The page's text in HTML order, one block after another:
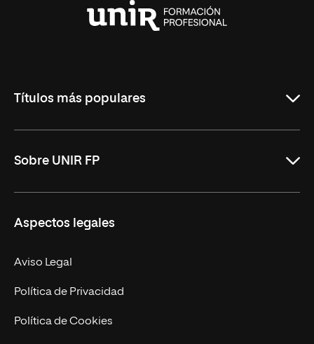
Títulos más populares
DAM Online
DAW Online
Administración y Finanzas Online
Marketing y Publicidad Online
Sobre UNIR FP
Revista UNIR FP
Grados superiores
Becas para Formación Profesional
Aspectos legales
Aviso Legal
Política de Privacidad
Política de Cookies